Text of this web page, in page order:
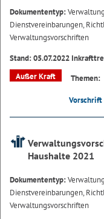
Dokumententyp:
Dienstvereinbarungen,
Verwaltungsvorschriften
Stand: 05.07.2022
Außer Kraft
Themen:
Haushalte 2021
Dokumententyp:
Dienstvereinbarungen,
Verwaltungsvorschriften